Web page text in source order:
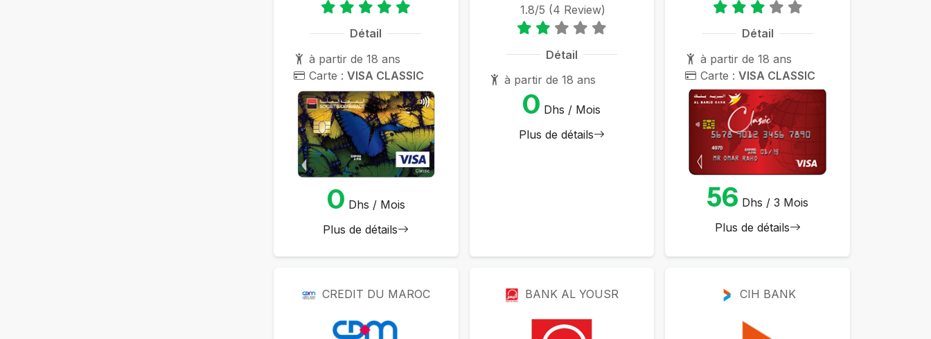
Détail
à partir de 18 ans
Carte : VISA CLASSIC
0 Dhs / Mois
Plus de détails
1.8/5 (4 Review)
Détail
à partir de 18 ans
0 Dhs / Mois
Plus de détails
Détail
à partir de 18 ans
Carte : VISA CLASSIC
56 Dhs / 3 Mois
Plus de détails
CREDIT DU MAROC BANK AL YOUSR CIH BANK